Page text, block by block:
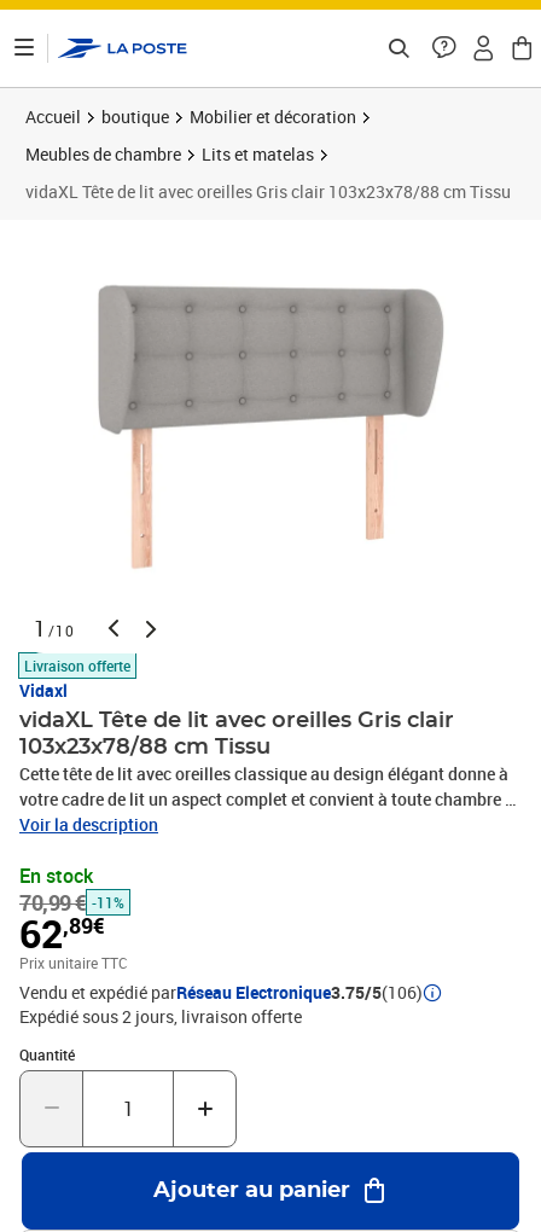
Accueil boutique
Mobilier et décoration
Meubles de chambre
Lits et matelas
vidaXL Tête de lit avec oreilles Gris clair 103x23x78/88 cm Tissu
1 /10
Livraison offerte
Vidaxl
vidaXL Tête de lit avec oreilles Gris clair
103x23x78/88 cm Tissu
Cette tête de lit avec oreilles classique au design élégant donne à
votre cadre de lit un aspect complet et convient à toute chambre à
coucher. Tissu durable : le tissu présente un aspect simple et
pieds en bois assurent la robustesse et la stabilité.Hauteur
réglable : la tête de lit est réglable en hauteur selon vos
préférences.Excellent soutien : la tête de lit vous offre un excellent
soutien du dos lorsque vous êtes assis dans votre lit pour lire ou
regarder la télévision. Remarque :La livraison comprend
uniquement la tête de lit. Le cadre de lit et le matelas ne sont pas
inclus. Vous pouvez consulter notre boutique pour les cadres et
matelas assortis.Chaque produit est livré avec un manuel de
montage dans la boîte pour un montage facile.Couleur : gris clair
Matériau : tissu (100 % polyester), bois d'ingénierie, bois de mélèze
78/88 cm (l x P x H)La livraison contient :1 x tête de lit2 x oreille
Voir la description
En stock
70,99 € -11%
62,89€
Prix unitaire TTC
Vendu et expédié parRéseau Electronique3.75/5(106)
Expédié sous 2 jours livraison offerte
Quantité
Quantité : 1
Ajouter au panier